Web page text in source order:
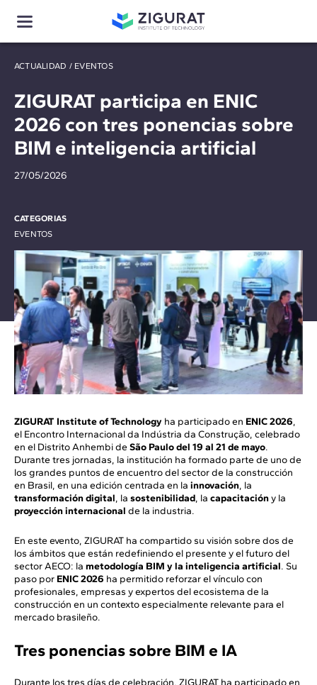
ACTUALIDAD / EVENTOS
ZIGURAT participa en ENIC
2026 con tres ponencias sobre
BIM e inteligencia artificial
27/05/2026
CATEGORIAS
EVENTOS
ZIGURAT Institute of Technology ha participado en ENIC 2026,
el Encontro Internacional da Indústria da Construção, celebrado
en el Distrito Anhembi de São Paulo del 19 al 21 de mayo.
Durante tres jornadas, la institución ha formado parte de uno de
los grandes puntos de encuentro del sector de la construcción
en Brasil, en una edición centrada en la innovación, la
transformación digital, la sostenibilidad, la capacitacióny la
proyección internacional de la industria.
En este evento, ZIGURAT ha compartido su visión sobre dos de
los ámbitos que están redefiniendo el presente y el futuro del
sector AECO: la metodología BIM y la inteligencia artificial. Su
paso por ENIC 2026 ha permitido reforzar el vínculo con
profesionales, empresas y expertos del ecosistema de la
construcción en un contexto especialmente relevante para el
mercado brasileño.
Tres ponencias sobre BIM e IA